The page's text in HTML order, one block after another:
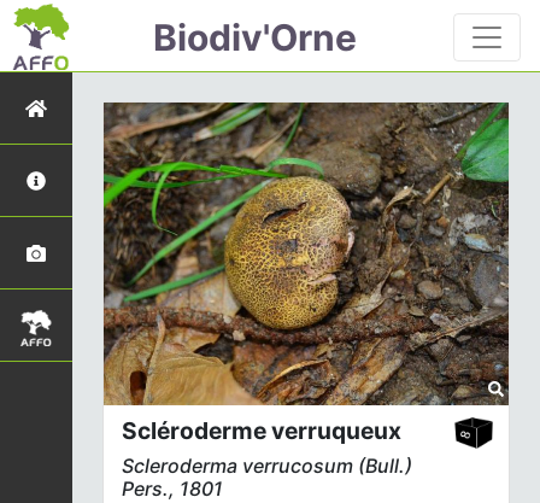
Biodiv'Orne
Scléroderme verruqueux
Scleroderma verrucosum (Bull.)
Pers., 1801